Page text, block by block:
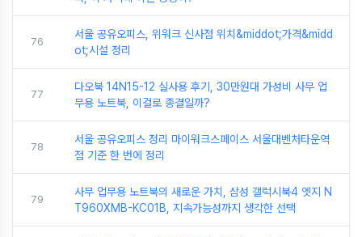
76
서울 공유오피스, 위워크 신사점 위치&middot;가격&midd
ot;시설 정리
77
다오북 14N15-12 실사용 후기, 30만원대 가성비 사무 업
무용 노트북, 이걸로 종결일까?
78
서울 공유오피스 정리 마이워크스페이스 서울대벤처타운역
점 기준 한 번에 정리
79
사무 업무용 노트북의 새로운 가치, 삼성 갤럭시북4 엣지 N
T960XMB-KC01B, 지속가능성까지 생각한 선택